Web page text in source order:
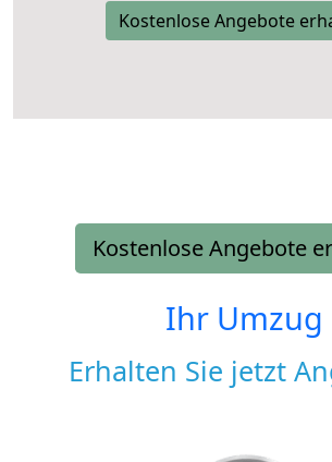
Kostenlose Angebote
Kostenlose Angebote
Ihr Umzug
Erhalten Sie jetzt